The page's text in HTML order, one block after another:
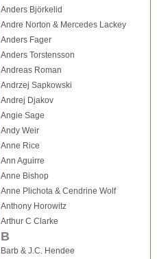
Anders Björkelid
Andre Norton & Mercedes Lackey
Anders Fager
Anders Torstensson
Andreas Roman
Andrzej Sapkowski
Andrej Djakov
Angie Sage
Andy Weir
Anne Rice
Ann Aguirre
Anne Bishop
Anne Plichota & Cendrine Wolf
Anthony Horowitz
Arthur C Clarke
B
Barb & J.C. Hendee